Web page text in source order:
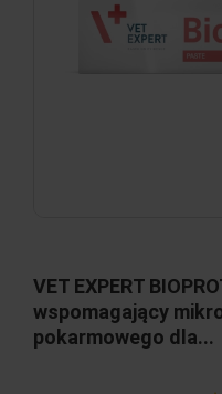
VET EXPERT
wspomagający
pokarmowego dla...